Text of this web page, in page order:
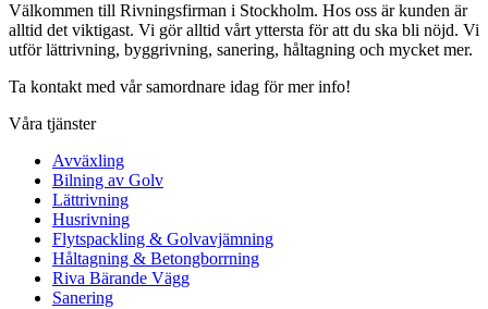
Välkommen till Rivningsfirman i Stockholm. Hos oss är kunden är
alltid det viktigast. Vi gör alltid vårt yttersta för att du ska bli nöjd. Vi
utför lättrivning, byggrivning, sanering, håltagning och mycket mer.
Ta kontakt med vår samordnare idag för mer info!
Våra tjänster
Avväxling
Bilning av Golv
Lättrivning
Husrivning
Flytspackling & Golvavjämning
Håltagning & Betongborrning
Riva Bärande Vägg
Sanering